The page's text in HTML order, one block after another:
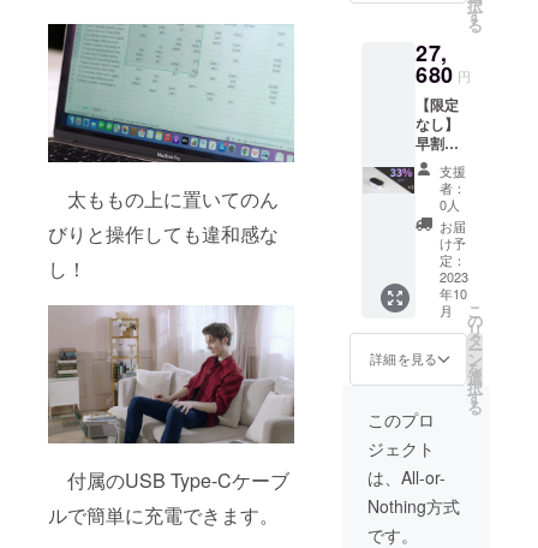
太ももの上に置いてのん
びりと操作しても違和感な
し！
付属のUSB Type-Cケーブ
ルで簡単に充電できます。
送料無
本国内
限定）
内容
物：
「Zero
Mouse
SE」本
体（白
黒色）
×3 USB
Type-C
to USB-
A充電
ケーブ
ル×3 日
本語取
扱説明
択
す
る
27,
680 円
【限定
なし】
早割
33％OF
F！
「Zero
Mouse
SE」×3
一般販
売予定
価格：
41,448
円（税
込） ※
送料無
料（日
本国内
限定）
内容
物：
「Zero
Mouse
支援
者：
0人
お届
け予
定：
2023
年10
月
詳細を見る
こ
の
リ
タ
ー
ン
を
選
択
す
る
このプロ
ジェクト
は、All-or-
Nothing方式
です。